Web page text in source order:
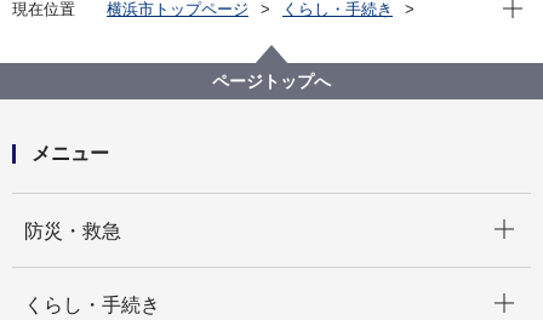
現在位置 横浜市トップページ
くらし・手続き
地区計画・建築協定等
各区の地区計画
中区
C-083:日ノ出町駅前Ａ地区
ページトップへ
メニュー
防災・救急
くらし・手続き